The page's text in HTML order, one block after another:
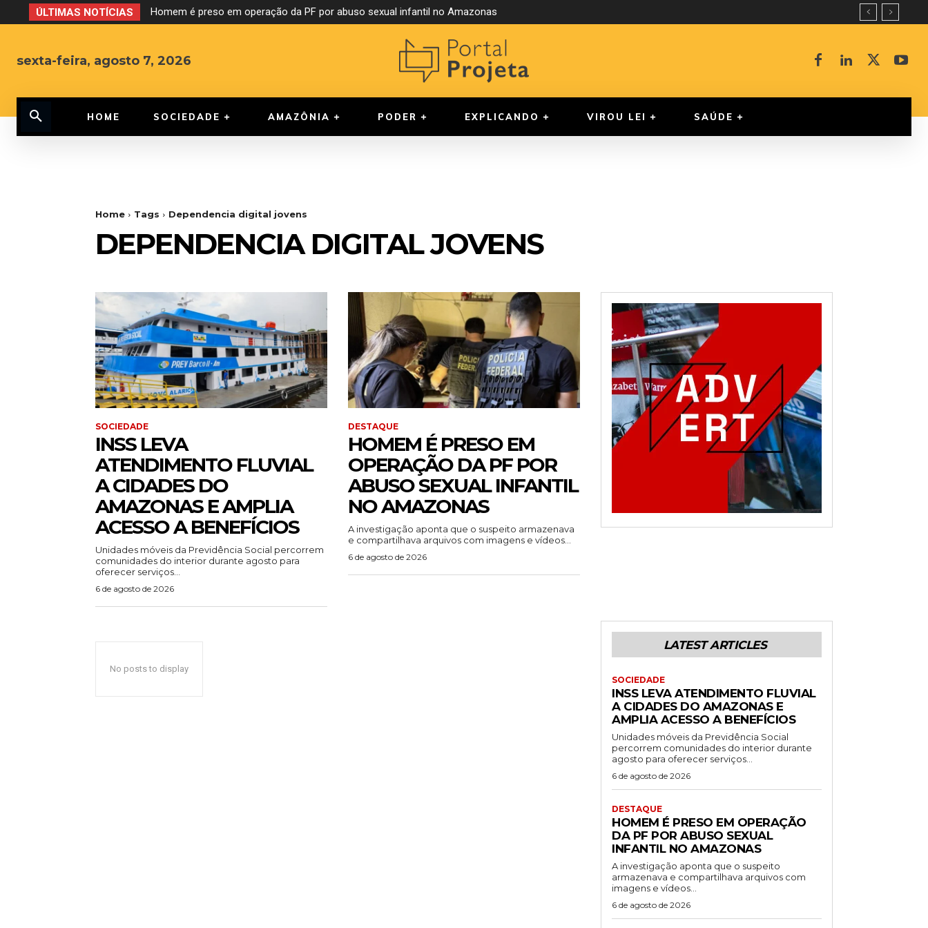
ÚLTIMAS NOTÍCIAS Homem é preso em operação da PF por abuso sexual infantil no Amazonas
sexta-feira, agosto 7, 2026
HOME SOCIEDADE AMAZÔNIA PODER EXPLICANDO VIROU LEI SAÚDE
Home Tags Dependencia digital jovens
DEPENDENCIA DIGITAL JOVENS
SOCIEDADE
INSS LEVA
ATENDIMENTO FLUVIAL
A CIDADES DO
AMAZONAS E AMPLIA
ACESSO A BENEFÍCIOS
Unidades móveis da Previdência Social percorrem
comunidades do interior durante agosto para
oferecer serviços...
6 de agosto de 2026
DESTAQUE
HOMEM É PRESO EM
OPERAÇÃO DA PF POR
ABUSO SEXUAL INFANTIL
NO AMAZONAS
A investigação aponta que o suspeito armazenava
e compartilhava arquivos com imagens e vídeos...
6 de agosto de 2026
No posts to display
LATEST ARTICLES
SOCIEDADE
INSS LEVA ATENDIMENTO FLUVIAL
A CIDADES DO AMAZONAS E
AMPLIA ACESSO A BENEFÍCIOS
Unidades móveis da Previdência Social
percorrem comunidades do interior durante
agosto para oferecer serviços...
6 de agosto de 2026
DESTAQUE
HOMEM É PRESO EM OPERAÇÃO
DA PF POR ABUSO SEXUAL
INFANTIL NO AMAZONAS
A investigação aponta que o suspeito
armazenava e compartilhava arquivos com
imagens e vídeos...
6 de agosto de 2026